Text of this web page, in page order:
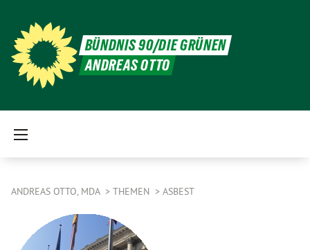
BÜNDNIS 90/DIE GRÜNEN
ANDREAS OTTO
ANDREAS OTTO, MDA THEMEN ASBEST